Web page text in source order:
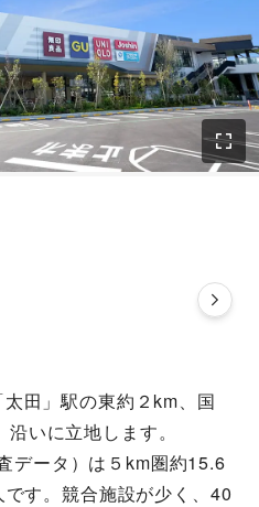
田」駅の東約２km、国
いに立地します。
データ）は５km圏約15.6
す。競合施設が少く、40